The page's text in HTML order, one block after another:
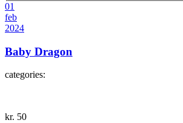
01
feb
2024
Baby Dragon
categories:
kr. 50